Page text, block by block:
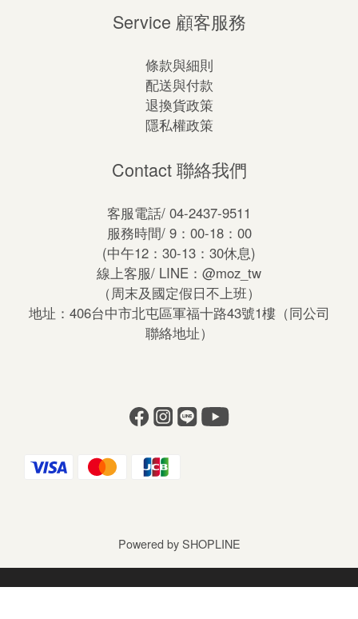
Service 顧客服務
條款與細則
配送與付款
退換貨政策
隱私權政策
Contact 聯絡我們
客服電話/ 04-2437-9511
服務時間/ 9：00-18：00
(中午12：30-13：30休息)
線上客服/ LINE： @moz_tw
（周末及國定假日不上班）
地址：406台中市北屯區軍福十路43號1樓（同公司
聯絡地址）
Powered by SHOPLINE